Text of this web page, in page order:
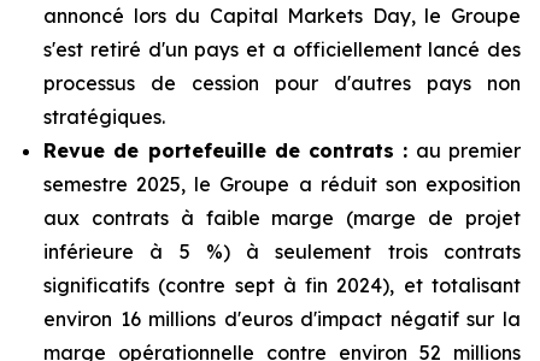
annoncé lors du Capital Markets Day, le Groupe
s'est retiré d'un pays et a officiellement lancé des
processus de cession pour d'autres pays non
stratégiques.
Revue de portefeuille de contrats : au premier
semestre 2025, le Groupe a réduit son exposition
aux contrats à faible marge (marge de projet
inférieure à 5 %) à seulement trois contrats
significatifs (contre sept à fin 2024), et totalisant
environ 16 millions d'euros d'impact négatif sur la
marge opérationnelle contre environ 52 millions